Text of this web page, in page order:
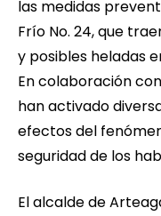
las medidas
Frío No. 24, que
y posibles heladas
En colaboración
han activado
efectos del
seguridad de los
El alcalde de